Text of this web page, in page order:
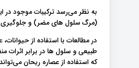
به نظر می‌رسد ترکیبات موجود در
(مرگ سلول های مضر) و
در مطالعات با استفاده از
طبیعی و سلول ها در برابر
که استفاده از عصاره ریحان